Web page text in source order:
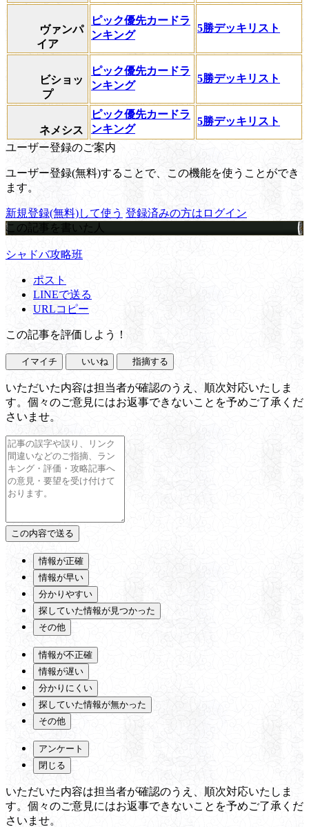
ヴァンパ
イア
ピック優先カードラ
ンキング
5勝デッキリスト
ビショッ
プ
ピック優先カードラ
ンキング
5勝デッキリスト
ネメシス
ピック優先カードラ
ンキング
5勝デッキリスト
ユーザー登録のご案内
ユーザー登録(無料)することで、この機能を使うことができ
ます。
新規登録(無料)して使う 登録済みの方はログイン
この記事を書いた人
シャドバ攻略班
ポスト
LINEで送る
URLコピー
この記事を評価しよう！
イマイチ いいね 指摘する
いただいた内容は担当者が確認のうえ、順次対応いたしま
す。個々のご意見にはお返事できないことを予めご了承くだ
さいませ。
情報が正確
情報が早い
分かりやすい
探していた情報が見つかった
その他
情報が不正確
情報が遅い
分かりにくい
探していた情報が無かった
その他
アンケート
閉じる
いただいた内容は担当者が確認のうえ、順次対応いたしま
す。個々のご意見にはお返事できないことを予めご了承くだ
さいませ。